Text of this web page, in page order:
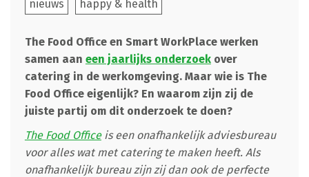
nieuws happy & health
The Food Office en Smart WorkPlace werken
samen aan een jaarlijks onderzoekover
catering in de werkomgeving. Maar wie is The
Food Office eigenlijk? En waarom zijn zij de
juiste partij om dit onderzoek te doen?
The Food Officeis een onafhankelijk adviesbureau
voor alles wat met catering te maken heeft. Als
onafhankelijk bureau zijn zij dan ook de perfecte